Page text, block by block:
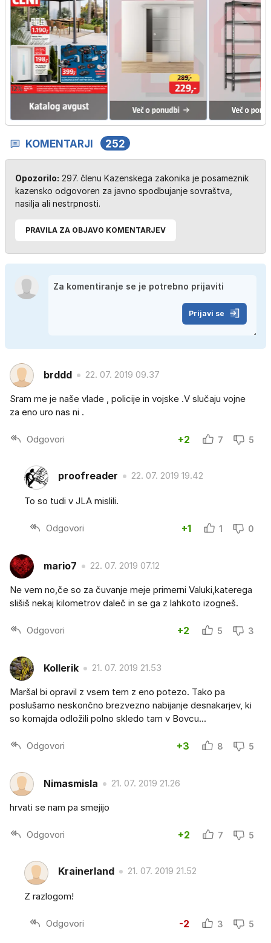
KOMENTARJI 252
Opozorilo: 297. členu Kazenskega zakonika je posameznik
kazensko odgovoren za javno spodbujanje sovraštva,
nasilja ali nestrpnosti.
PRAVILA ZA OBJAVO KOMENTARJEV
Prijavi se
brddd 22. 07. 2019 09.37
Sram me je naše vlade , policije in vojske .V slučaju vojne
za eno uro nas ni .
Odgovori +2 7 5
proofreader 22. 07. 2019 19.42
To so tudi v JLA mislili.
Odgovori +1 1 0
mario7 22. 07. 2019 07.12
Ne vem no,če so za čuvanje meje primerni Valuki,katerega
slišiš nekaj kilometrov daleč in se ga z lahkoto izogneš.
Odgovori +2 5 3
Kollerik 21. 07. 2019 21.53
Maršal bi opravil z vsem tem z eno potezo. Tako pa
poslušamo neskončno brezvezno nabijanje desnakarjev, ki
so komajda odložili polno skledo tam v Bovcu...
Odgovori +3 8 5
Nimasmisla 21. 07. 2019 21.26
hrvati se nam pa smejijo
Odgovori +2 7 5
Krainerland 21. 07. 2019 21.52
Z razlogom!
Odgovori -2 3 5